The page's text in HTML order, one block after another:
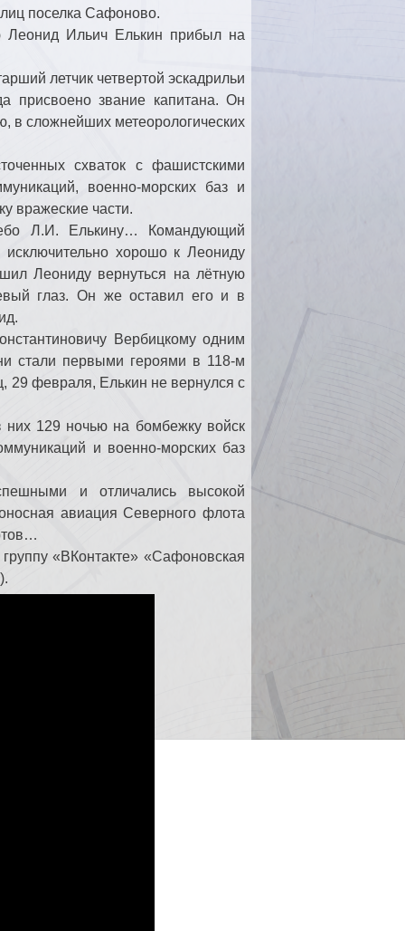
поселка Сафоново.
Леонид Ильич Елькин прибыл на
летчик четвертой эскадрильи
присвоено звание капитана. Он
в сложнейших метеорологических
схваток с фашистскими
военно-морских баз и
вражеские части.
Л.И. Елькину… Командующий
хорошо к Леониду
Леониду вернуться на лётную
глаз. Он же оставил его и в
Вербицкому одним
стали первыми героями в 118-м
29 февраля, Елькин не вернулся с
129 ночью на бомбежку войск
и военно-морских баз
и отличались высокой
авиация Северного флота
«ВКонтакте» «Сафоновская
).